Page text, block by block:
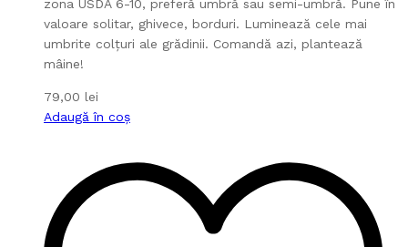
zona USDA 6-10, preferă umbră sau semi-umbră. Pune în
valoare solitar, ghivece, borduri. Luminează cele mai
umbrite colțuri ale grădinii. Comandă azi, plantează
mâine!
79,00 lei
Adaugă în coș